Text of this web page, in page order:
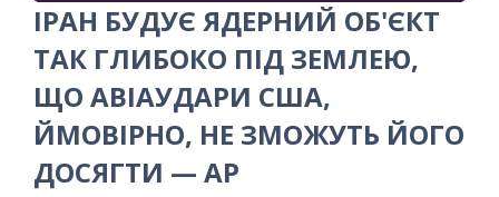
ІРАН БУДУЄ ЯДЕРНИЙ ОБ'ЄКТ
ТАК ГЛИБОКО ПІД ЗЕМЛЕЮ,
ЩО АВІАУДАРИ США,
ЙМОВІРНО, НЕ ЗМОЖУТЬ ЙОГО
ДОСЯГТИ — AP